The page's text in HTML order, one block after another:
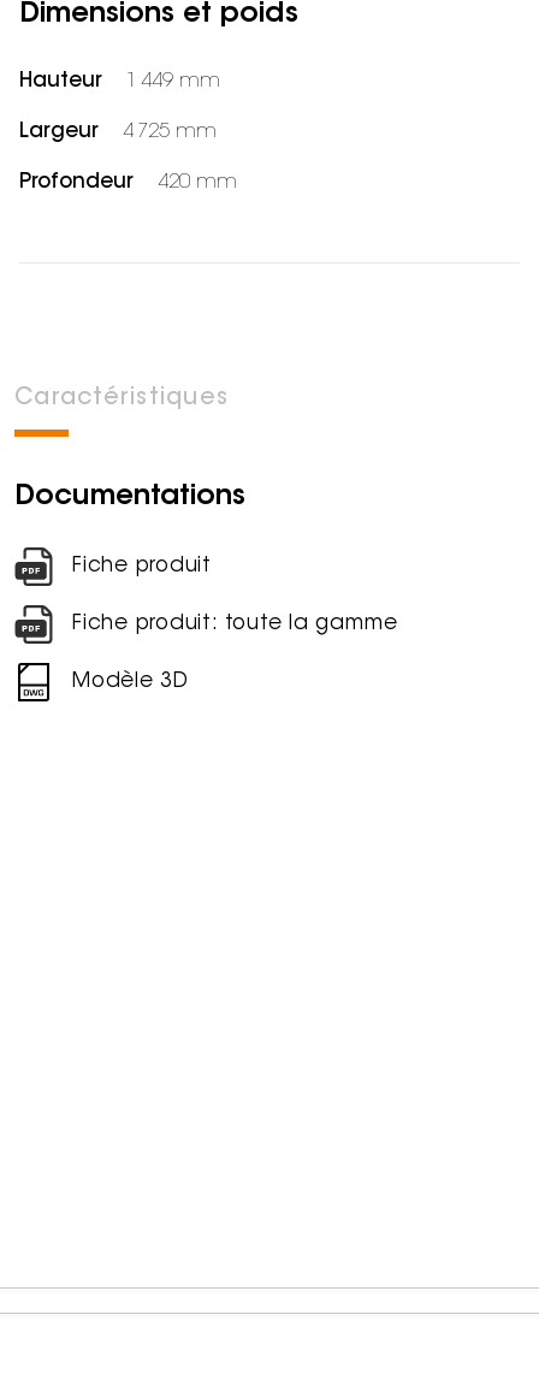
Dimensions et poids
Hauteur 1 449 mm
Largeur 4 725 mm
Profondeur 420 mm
Caractéristiques
Documentations
Fiche produit
Fiche produit: toute la gamme
Modèle 3D